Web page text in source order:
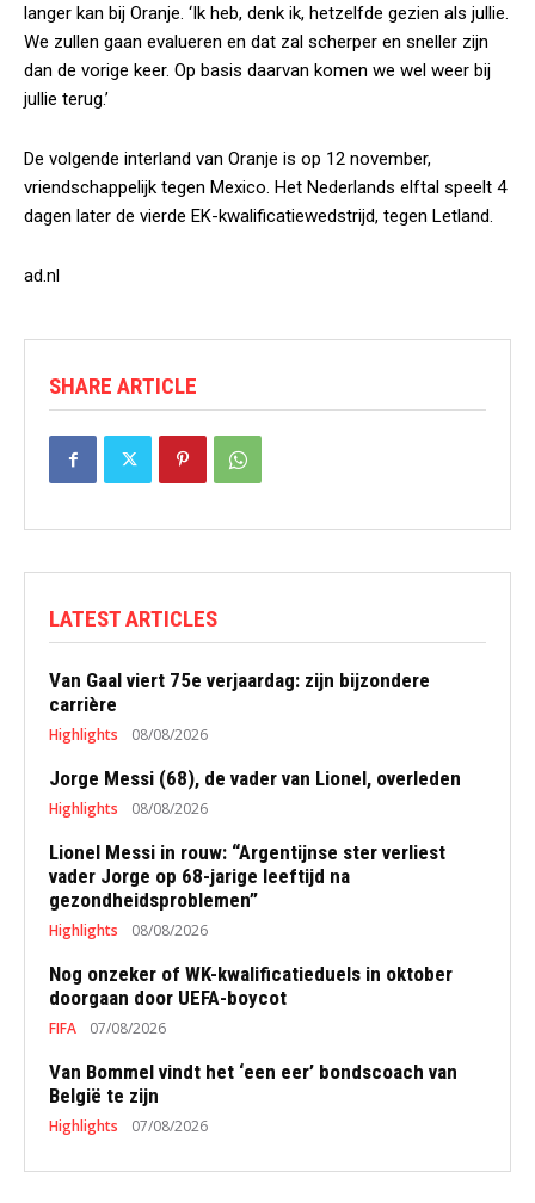
langer kan bij Oranje. ‘Ik heb, denk ik, hetzelfde gezien als jullie.
We zullen gaan evalueren en dat zal scherper en sneller zijn
dan de vorige keer. Op basis daarvan komen we wel weer bij
jullie terug.’
De volgende interland van Oranje is op 12 november,
vriendschappelijk tegen Mexico. Het Nederlands elftal speelt 4
dagen later de vierde EK-kwalificatiewedstrijd, tegen Letland.
ad.nl
SHARE ARTICLE
LATEST ARTICLES
Van Gaal viert 75e verjaardag: zijn bijzondere
carrière
Highlights 08/08/2026
Jorge Messi (68), de vader van Lionel, overleden
Highlights 08/08/2026
Lionel Messi in rouw: “Argentijnse ster verliest
vader Jorge op 68-jarige leeftijd na
gezondheidsproblemen”
Highlights 08/08/2026
Nog onzeker of WK-kwalificatieduels in oktober
doorgaan door UEFA-boycot
FIFA 07/08/2026
Van Bommel vindt het ‘een eer’ bondscoach van
België te zijn
Highlights 07/08/2026